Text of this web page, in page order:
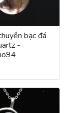
bạc đá
-